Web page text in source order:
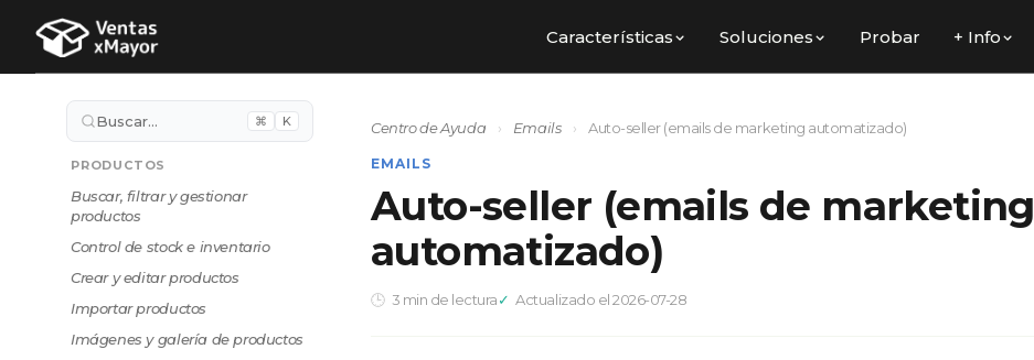
Características Soluciones Probar + Info
Buscar… ⌘ K
PRODUCTOS
Buscar, filtrar y gestionar
productos
Control de stock e inventario
Crear y editar productos
Importar productos
Imágenes y galería de productos
Centro de Ayuda › Emails › Auto-seller (emails de marketing automatizado)
EMAILS
Auto-seller (emails de marketing
automatizado)
3 min de lectura Actualizado el 2026-07-28